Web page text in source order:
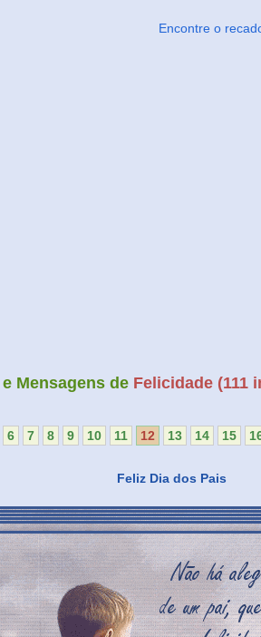
Encontre o
Mensagens de Felicidade (111
6 7 8 9 10 11 12 13 14 15
Feliz Dia dos Pais